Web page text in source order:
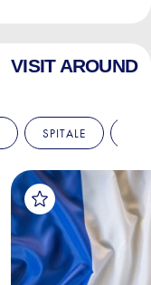
VISIT AROUND
SPITALE